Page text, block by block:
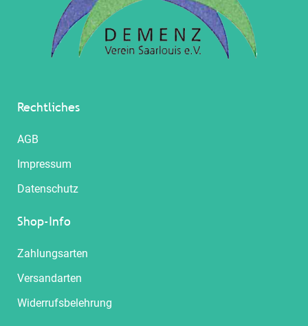
Rechtliches
AGB
Impressum
Datenschutz
Shop-Info
Zahlungsarten
Versandarten
Widerrufsbelehrung